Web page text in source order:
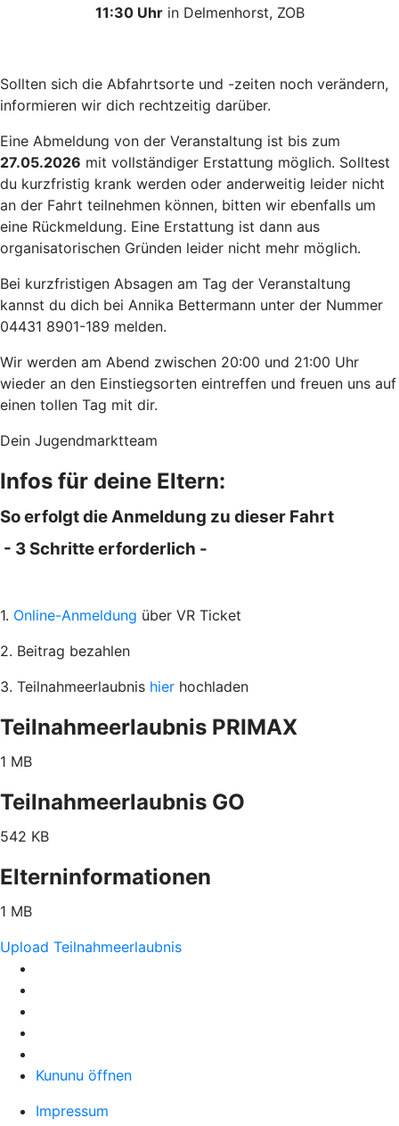
11:30 Uhrin Delmenhorst, ZOB
Sollten sich die Abfahrtsorte und -zeiten noch verändern,
informieren wir dich rechtzeitig darüber.
Eine Abmeldung von der Veranstaltung ist bis zum
27.05.2026 mit vollständiger Erstattung möglich. Solltest
du kurzfristig krank werden oder anderweitig leider nicht
an der Fahrt teilnehmen können, bitten wir ebenfalls um
eine Rückmeldung. Eine Erstattung ist dann aus
organisatorischen Gründen leider nicht mehr möglich.
Bei kurzfristigen Absagen am Tag der Veranstaltung
kannst du dich bei Annika Bettermann unter der Nummer
04431 8901-189 melden.
Wir werden am Abend zwischen 20:00 und 21:00 Uhr
wieder an den Einstiegsorten eintreffen und freuen uns auf
einen tollen Tag mit dir.
Dein Jugendmarktteam
Infos für deine Eltern:
So erfolgt die Anmeldung zu dieser Fahrt
- 3 Schritte erforderlich -
1. Online-Anmeldung über VR Ticket
2. Beitrag bezahlen
3. Teilnahmeerlaubnis hier hochladen
Teilnahmeerlaubnis PRIMAX
1 MB
Teilnahmeerlaubnis GO
542 KB
Elterninformationen
1 MB
Upload Teilnahmeerlaubnis
Kununu öffnen
Impressum